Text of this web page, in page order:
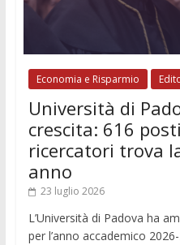
Economia e Risparmio
Università di
crescita: 616
ricercatori trova
anno
23 luglio 2026
L’Università di Padova ha
per l’anno accademico